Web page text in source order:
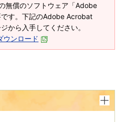
無償のソフトウェア「Adobe
す。下記のAdobe Acrobat
から入手してください。
ンロード